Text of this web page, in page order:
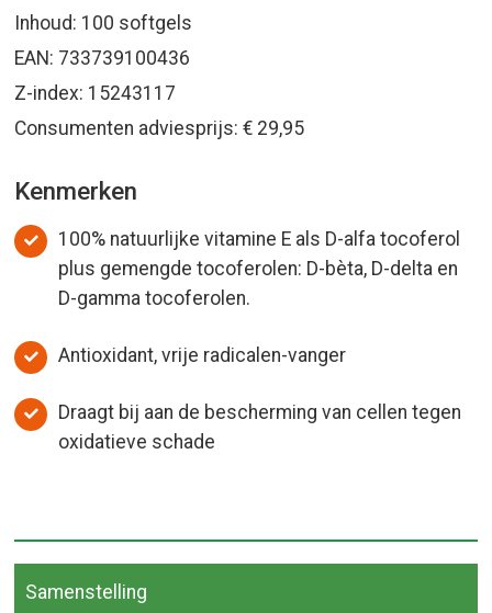
Inhoud: 100 softgels
EAN: 733739100436
Z-index: 15243117
Consumenten adviesprijs: € 29,95
Kenmerken
100% natuurlijke vitamine E als D-alfa tocoferol
plus gemengde tocoferolen: D-bèta, D-delta en
D-gamma tocoferolen.
Antioxidant, vrije radicalen-vanger
Draagt bij aan de bescherming van cellen tegen
oxidatieve schade
Samenstelling